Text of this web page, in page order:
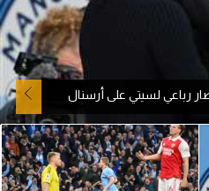
رباعي لسيتي على أرسنال